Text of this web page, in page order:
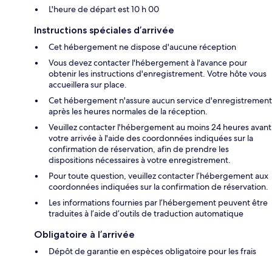
L'heure de départ est 10 h 00
Instructions spéciales d’arrivée
Cet hébergement ne dispose d'aucune réception
Vous devez contacter l'hébergement à l'avance pour
obtenir les instructions d'enregistrement. Votre hôte vous
accueillera sur place.
Cet hébergement n'assure aucun service d'enregistrement
après les heures normales de la réception.
Veuillez contacter l'hébergement au moins 24 heures avant
votre arrivée à l'aide des coordonnées indiquées sur la
confirmation de réservation, afin de prendre les
dispositions nécessaires à votre enregistrement.
Pour toute question, veuillez contacter l’hébergement aux
coordonnées indiquées sur la confirmation de réservation.
Les informations fournies par l’hébergement peuvent être
traduites à l’aide d’outils de traduction automatique
Obligatoire à l’arrivée
Dépôt de garantie en espèces obligatoire pour les frais